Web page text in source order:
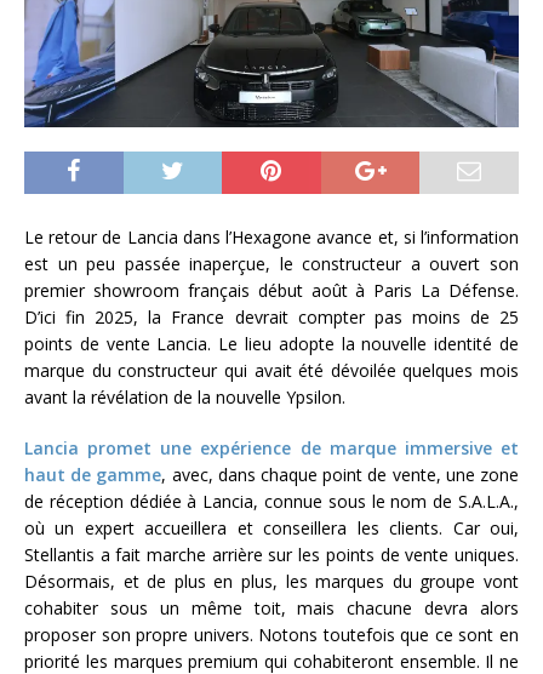
Le retour de Lancia dans l’Hexagone avance et, si l’information
est un peu passée inaperçue, le constructeur a ouvert son
premier showroom français début août à Paris La Défense.
D’ici fin 2025, la France devrait compter pas moins de 25
points de vente Lancia. Le lieu adopte la nouvelle identité de
marque du constructeur qui avait été dévoilée quelques mois
avant la révélation de la nouvelle Ypsilon.
Lancia promet une expérience de marque immersive et
haut de gamme, avec, dans chaque point de vente, une zone
de réception dédiée à Lancia, connue sous le nom de S.A.L.A.,
où un expert accueillera et conseillera les clients. Car oui,
Stellantis a fait marche arrière sur les points de vente uniques.
Désormais, et de plus en plus, les marques du groupe vont
cohabiter sous un même toit, mais chacune devra alors
proposer son propre univers. Notons toutefois que ce sont en
priorité les marques premium qui cohabiteront ensemble. Il ne